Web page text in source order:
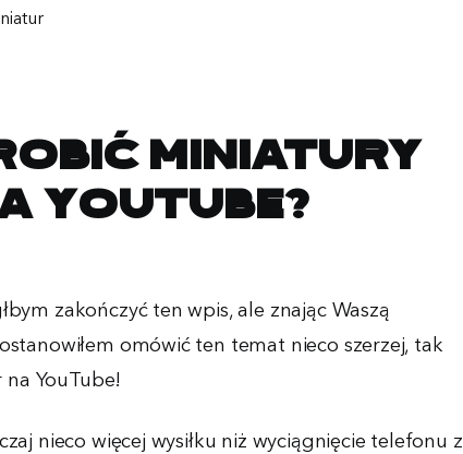
miniatury
YouTube?
zakończyć ten wpis, ale znając Waszą
omówić ten temat nieco szerzej, tak
YouTube!
nieco więcej wysiłku niż wyciągnięcie telefonu z